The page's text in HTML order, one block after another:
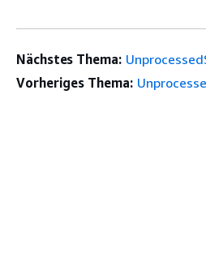
Nächstes Thema:
Vorheriges Thema: